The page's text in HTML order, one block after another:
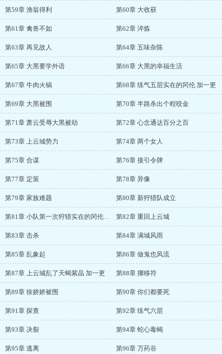
第59章 渔翁得利 第60章 大收获
第61章 禽兽不如 第62章 淬炼
第63章 再见故人 第64章 五味杂陈
第65章 大黑要学外语 第66章 大黑的幸福生活
第67章 牛肉火锅 第68章 练气五层实在的冈伦 加一更
第69章 大黑被围 第70章 半路杀出个程咬金
第71章 萧云受辱大黑被劫 第72章 心念通达百分之百
第73章 上云城势力 第74章 两个女人
第75章 合谋 第76章 接引令牌
第77章 定策 第78章 异像
第79章 家族难题 第80章 新狩猎队成立
第81章 小队第一次狩猎实在的冈伦 加两更 第82章 重回上云城
第83章 击杀 第84章 满城风雨
第85章 乱象起 第86章 做鬼也风流
第87章 上云城乱了天蝎紫晶 加一更 第88章 挪移符
第89章 徐娇娇被围 第90章 你们都要死
第91章 探查 第92章 练气六层
第93章 决裂 第94章 蛇心毒蝎
第95章 逃离 第96章 万药谷